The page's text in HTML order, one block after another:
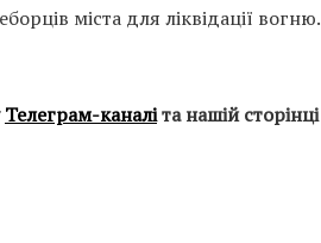
міста для ліквідації вогню.
Телеграм-каналіта нашій